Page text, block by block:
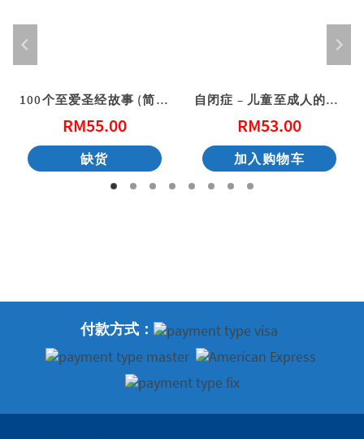
100个至爱圣经故事 (简体)
RM55.00
缺货
自闭症 – 儿童至成人的支援
RM53.00
加入购物车
付款方式：